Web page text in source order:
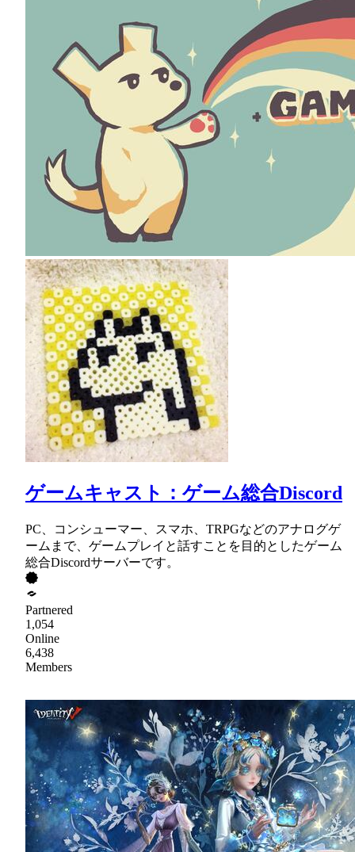
ゲームキャスト：ゲーム総合Discord
PC、コンシューマー、スマホ、TRPGなどのアナログゲ
ームまで、ゲームプレイと話すことを目的としたゲーム
総合Discordサーバーです。
Partnered
1,054
Online
6,438
Members